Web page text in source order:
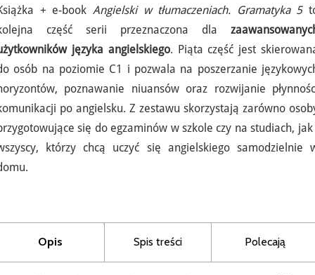
+ e-book Angielski w tłumaczeniach. Gramatyka 5
część serii przeznaczona dla
języka angielskiego. Piąta część jest
osób na poziomie C1 i pozwala na poszerzanie
poznawanie niuansów oraz rozwijanie
po angielsku. Z zestawu skorzystają zarówno
się do egzaminów w szkole czy na studiach,
którzy chcą uczyć się angielskiego samodzielnie
Opis Spis treści Polecają